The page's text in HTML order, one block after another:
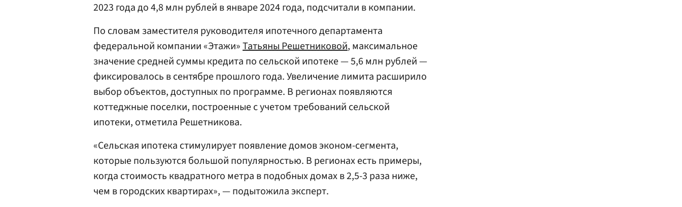
2023 года до 4,8 млн рублей в январе 2024 года, подсчитали в компании.
По словам заместителя руководителя ипотечного департамента
федеральной компании «Этажи»Татьяны Решетниковой, максимальное
значение средней суммы кредита по сельской ипотеке — 5,6 млн рублей —
фиксировалось в сентябре прошлого года. Увеличение лимита расширило
выбор объектов, доступных по программе. В регионах появляются
коттеджные поселки, построенные с учетом требований сельской
ипотеки, отметила Решетникова.
«Сельская ипотека стимулирует появление домов эконом-сегмента,
которые пользуются большой популярностью. В регионах есть примеры,
когда стоимость квадратного метра в подобных домах в 2,5-3 раза ниже,
чем в городских квартирах», — подытожила эксперт.